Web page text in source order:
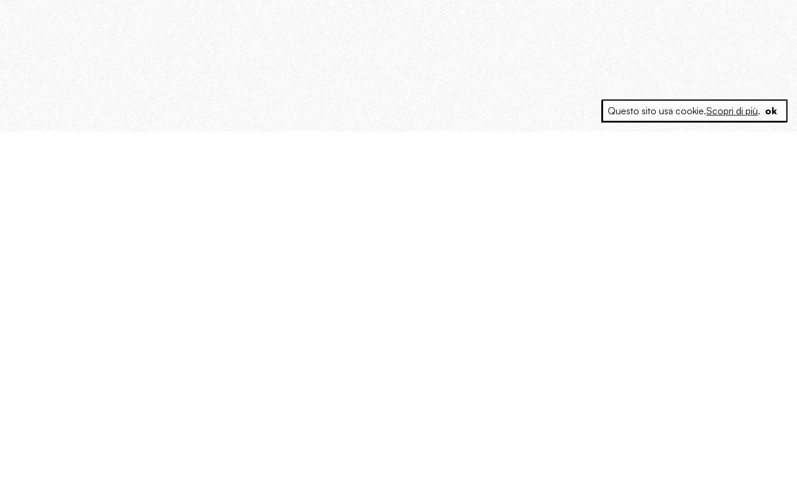
Questo sito usa cookie.Scopri di più. ok